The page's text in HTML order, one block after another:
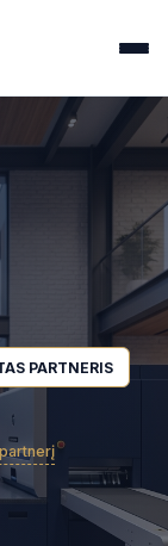
PARTNERIS